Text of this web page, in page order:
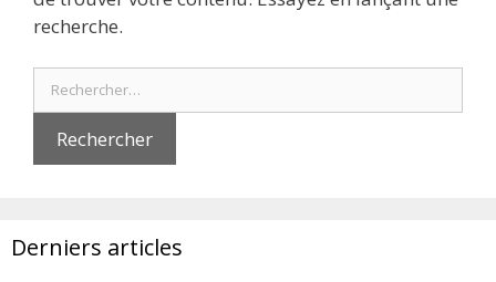
recherche.
Rechercher :
Derniers articles